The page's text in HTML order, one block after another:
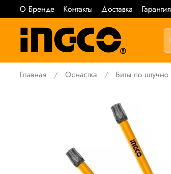
О Бренде Контакты Доставка Гарантия
Главная Оснастка Биты по штучно